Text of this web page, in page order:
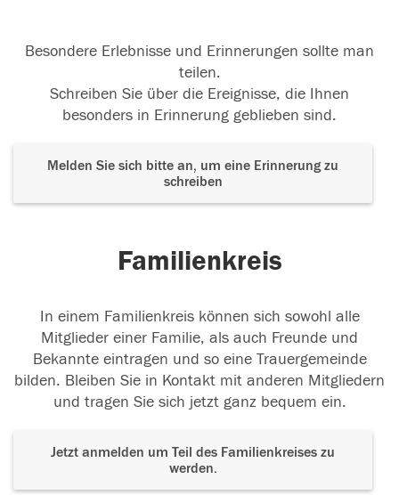
Besondere Erlebnisse und Erinnerungen sollte man
teilen.
Schreiben Sie über die Ereignisse, die Ihnen
besonders in Erinnerung geblieben sind.
Melden Sie sich bitte an, um eine Erinnerung zu
schreiben
Familienkreis
In einem Familienkreis können sich sowohl alle
Mitglieder einer Familie, als auch Freunde und
Bekannte eintragen und so eine Trauergemeinde
bilden. Bleiben Sie in Kontakt mit anderen Mitgliedern
und tragen Sie sich jetzt ganz bequem ein.
Jetzt anmelden um Teil des Familienkreises zu
werden.